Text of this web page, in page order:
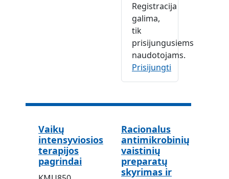
Registracija
galima,
tik
prisijungusiems
naudotojams.
Prisijungti
Vaikų
intensyviosios
terapijos
pagrindai
Racionalus
antimikrobinių
vaistinių
preparatų
skyrimas ir